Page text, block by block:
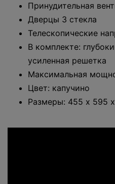
Принудительная
Дверцы 3 стекла
Телескопические
В комплекте:
усиленная решетка
Максимальная
Цвет: капучино
Размеры: 455 х 595